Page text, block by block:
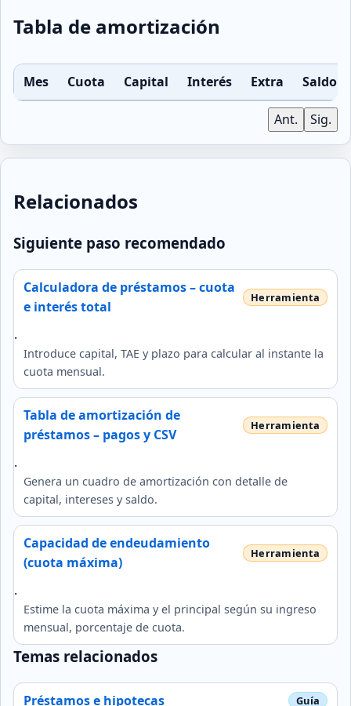
Tabla de amortización
Mes Cuota Capital Interés Extra Saldo
Ant. Sig.
Relacionados
Siguiente paso recomendado
Calculadora de préstamos – cuota
e interés total
.
Introduce capital, TAE y plazo para calcular al instante la
cuota mensual.
Tabla de amortización de
préstamos – pagos y CSV
.
Genera un cuadro de amortización con detalle de
capital, intereses y saldo.
Capacidad de endeudamiento
(cuota máxima)
.
Estime la cuota máxima y el principal según su ingreso
mensual, porcentaje de cuota.
Temas relacionados
Préstamos e hipotecas